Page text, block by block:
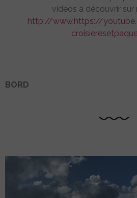
vidéos à découvrir sur
http://www.https://
BORD